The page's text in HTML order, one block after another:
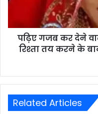
पढ़िए गजब कर देने
रिश्ता तय करने के
Related Articles